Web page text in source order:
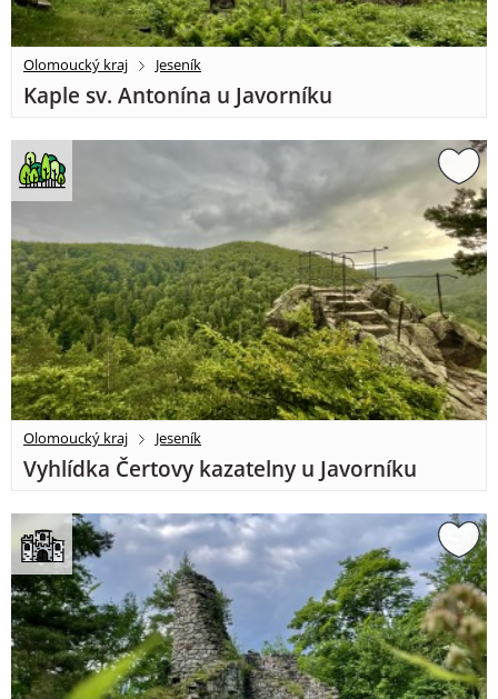
Olomoucký kraj Jeseník
Kaple sv. Antonína u Javorníku
Olomoucký kraj Jeseník
Vyhlídka Čertovy kazatelny u Javorníku